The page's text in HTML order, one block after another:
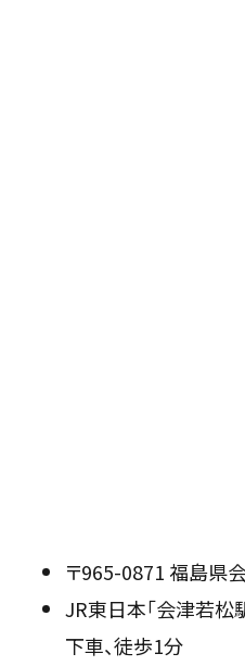
〒965-0871 福島県
JR東日本「会津若松
下車、徒歩1分